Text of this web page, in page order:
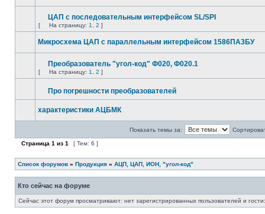
ЦАП с последовательным интерфейсом SL/SPI
[ На страницу: 1 2 ]
Микросхема ЦАП с параллельным интерфейсом 1586ПА3БУ
Преобразователь "угол-код" Ф020, Ф020.1
[ На страницу: 1 2 ]
Про погрешности преобразователей
характеристики АЦБМК
Показать темы за:
Страница 1 из 1 [ Тем: 6 ]
Список форумов » Продукция » АЦП, ЦАП, ИОН, "угол-код"
Кто сейчас на форуме
Сейчас этот форум просматривают: нет зарегистрированных пользователей и